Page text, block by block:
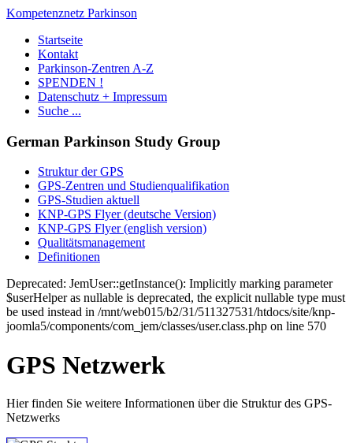
Kompetenznetz Parkinson
Startseite
Kontakt
Parkinson-Zentren A-Z
SPENDEN !
Datenschutz + Impressum
Suche ...
German Parkinson Study Group
Struktur der GPS
GPS-Zentren und Studienqualifikation
GPS-Studien aktuell
KNP-GPS Flyer (deutsche Version)
KNP-GPS Flyer (english version)
Qualitätsmanagement
Definitionen
Deprecated: JemUser::getInstance(): Implicitly marking parameter
$userHelper as nullable is deprecated, the explicit nullable type must
be used instead in /mnt/web015/b2/31/511327531/htdocs/site/knp-
joomla5/components/com_jem/classes/user.class.php on line 570
GPS Netzwerk
Hier finden Sie weitere Informationen über die Struktur des GPS-
Netzwerks